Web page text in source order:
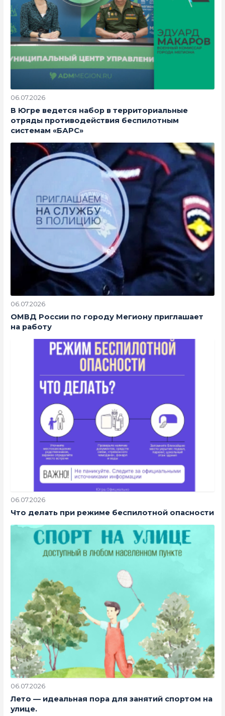
06.07.2026
В Югре ведется набор в территориальные
отряды противодействия беспилотным
системам «БАРС»
06.07.2026
ОМВД России по городу Мегиону приглашает
на работу
06.07.2026
Что делать при режиме беспилотной опасности
06.07.2026
Лето — идеальная пора для занятий спортом на
улице.